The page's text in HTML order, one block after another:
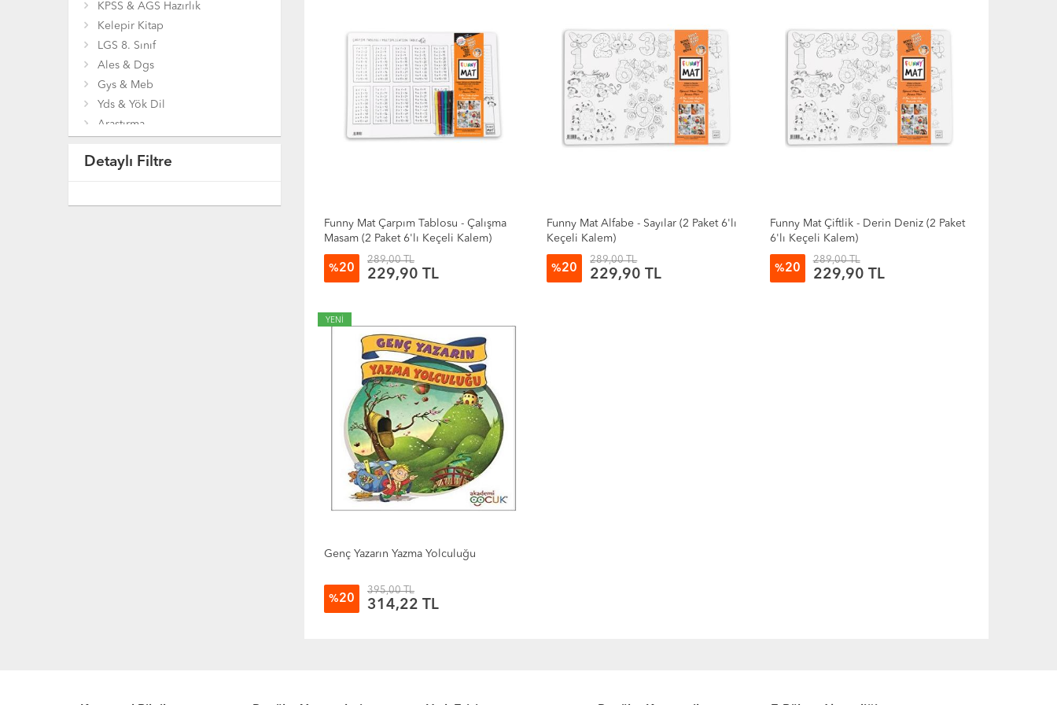
KPSS & AGS Hazırlık
Kelepir Kitap
LGS 8. Sınıf
Ales & Dgs
Gys & Meb
Yds & Yök Dil
Araştırma
Bilim Mühendislik
Detaylı Filtre
Funny Mat Çarpım Tablosu - Çalışma
Masam (2 Paket 6'lı Keçeli Kalem)
%20
289,00 TL
229,90 TL
Funny Mat Alfabe - Sayılar (2 Paket 6'lı
Keçeli Kalem)
%20
289,00 TL
229,90 TL
Funny Mat Çiftlik - Derin Deniz (2 Paket
6'lı Keçeli Kalem)
%20
289,00 TL
229,90 TL
YENİ
Genç Yazarın Yazma Yolculuğu
%20
395,00 TL
314,22 TL